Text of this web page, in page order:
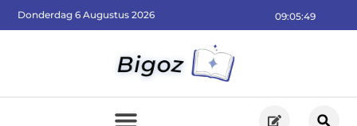
09:05:51
Donderdag 6 Augustus 2026